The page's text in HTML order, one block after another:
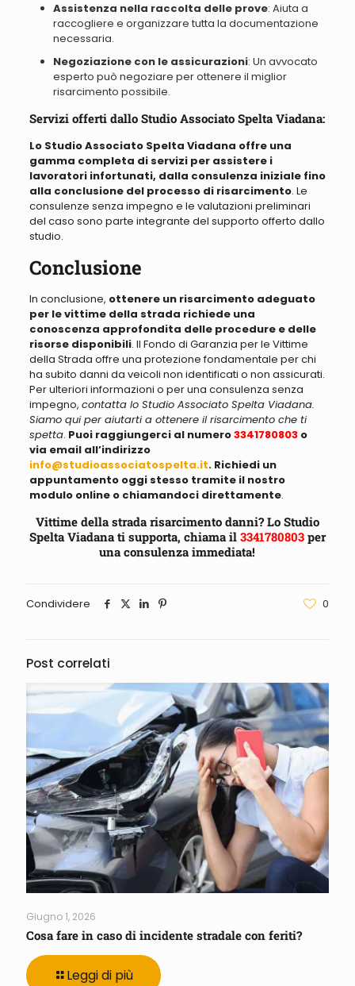
Assistenza nella raccolta delle prove: Aiuta a
raccogliere e organizzare tutta la documentazione
necessaria.
Negoziazione con le assicurazioni: Un avvocato
esperto può negoziare per ottenere il miglior
risarcimento possibile.
Servizi offerti dallo Studio Associato Spelta Viadana:
Lo Studio Associato Spelta Viadana offre una
gamma completa di servizi per assistere i
lavoratori infortunati, dalla consulenza iniziale fino
alla conclusione del processo di risarcimento. Le
consulenze senza impegno e le valutazioni preliminari
del caso sono parte integrante del supporto offerto dallo
studio.
Conclusione
In conclusione, ottenere un risarcimento adeguato
per le vittime della strada richiede una
conoscenza approfondita delle procedure e delle
risorse disponibili. Il Fondo di Garanzia per le Vittime
della Strada offre una protezione fondamentale per chi
ha subito danni da veicoli non identificati o non assicurati.
Per ulteriori informazioni o per una consulenza senza
impegno, contatta lo Studio Associato Spelta Viadana.
Siamo qui per aiutarti a ottenere il risarcimento che ti
spetta. Puoi raggiungerci al numero3341780803 o
via email all’indirizzo
info@studioassociatospelta.it. Richiedi un
appuntamento oggi stesso tramite il nostro
modulo online o chiamandoci direttamente.
Vittime della strada risarcimento danni? Lo Studio
Spelta Viadana ti supporta, chiama il 3341780803per
una consulenza immediata!
Condividere 0
Post correlati
Giugno 1, 2026
Cosa fare in caso di incidente stradale con feriti?
Leggi di più